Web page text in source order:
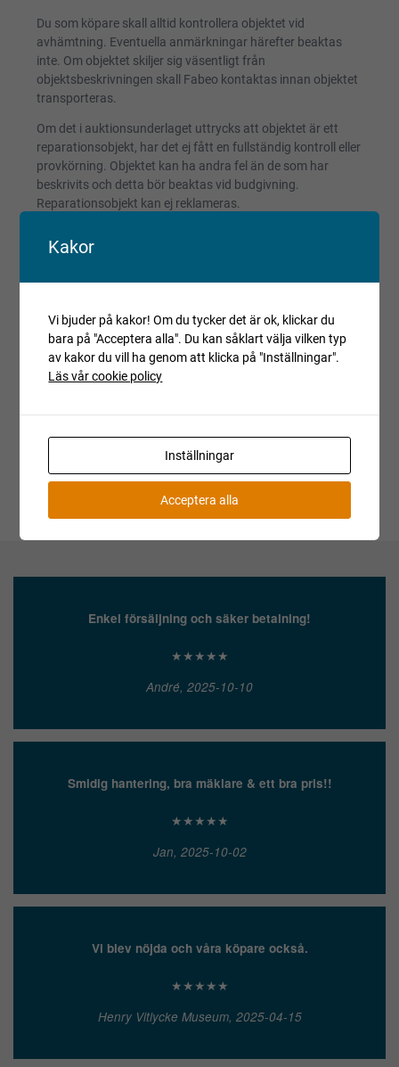
Du som köpare skall alltid kontrollera objektet vid
avhämtning. Eventuella anmärkningar härefter beaktas
inte. Om objektet skiljer sig väsentligt från
objektsbeskrivningen skall Fabeo kontaktas innan objektet
transporteras.
Om det i auktionsunderlaget uttrycks att objektet är ett
reparationsobjekt, har det ej fått en fullständig kontroll eller
provkörning. Objektet kan ha andra fel än de som har
beskrivits och detta bör beaktas vid budgivning.
Reparationsobjekt kan ej reklameras.
Auktionen är avslutad
Är du intresserad av objektet men deltog inte i
Enkel försäljning och säker betalning!
★★★★★
André, 2025-10-10
Smidig hantering, bra mäklare & ett bra pris!!
★★★★★
Jan, 2025-10-02
Vi blev nöjda och våra köpare också.
★★★★★
Henry Vitlycke Museum, 2025-04-15
Kakor
Vi bjuder på kakor! Om du tycker det är ok, klickar du
bara på "Acceptera alla". Du kan såklart välja vilken typ
av kakor du vill ha genom att klicka på "Inställningar".
Läs vår cookie policy
Inställningar
Acceptera alla